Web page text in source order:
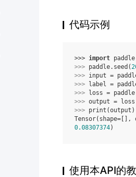
代码示例
>>> import paddle
>>> paddle. seed (
>>> input =
>>> label =
>>> loss = paddle
>>> output = loss
>>> print (output )
Tensor(shape=[],
0.08307374)
使用本API的